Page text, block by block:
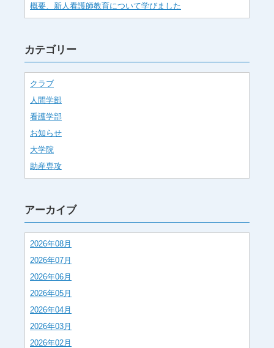
概要、新人看護師教育について学びました
カテゴリー
クラブ
人間学部
看護学部
お知らせ
大学院
助産専攻
アーカイブ
2026年08月
2026年07月
2026年06月
2026年05月
2026年04月
2026年03月
2026年02月